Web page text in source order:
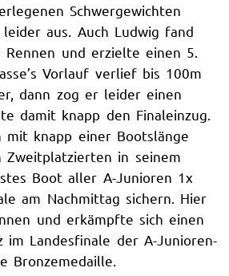
Schwergewichten
aus. Auch Ludwig fand
und erzielte einen 5.
Vorlauf verlief bis 100m
dann zog er leider einen
damit knapp den Finaleinzug.
mit knapp einer Bootslänge
Zweitplatzierten in seinem
Boot aller A-Junioren 1x
am Nachmittag sichern. Hier
und erkämpfte sich einen
im Landesfinale der A-Junioren-
Bronzemedaille.